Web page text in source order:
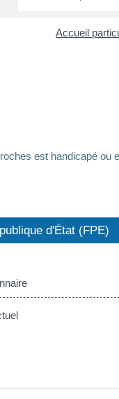
Accueil
est handicapé ou
d'État (FPE)